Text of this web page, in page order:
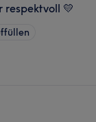
respektvoll 💛